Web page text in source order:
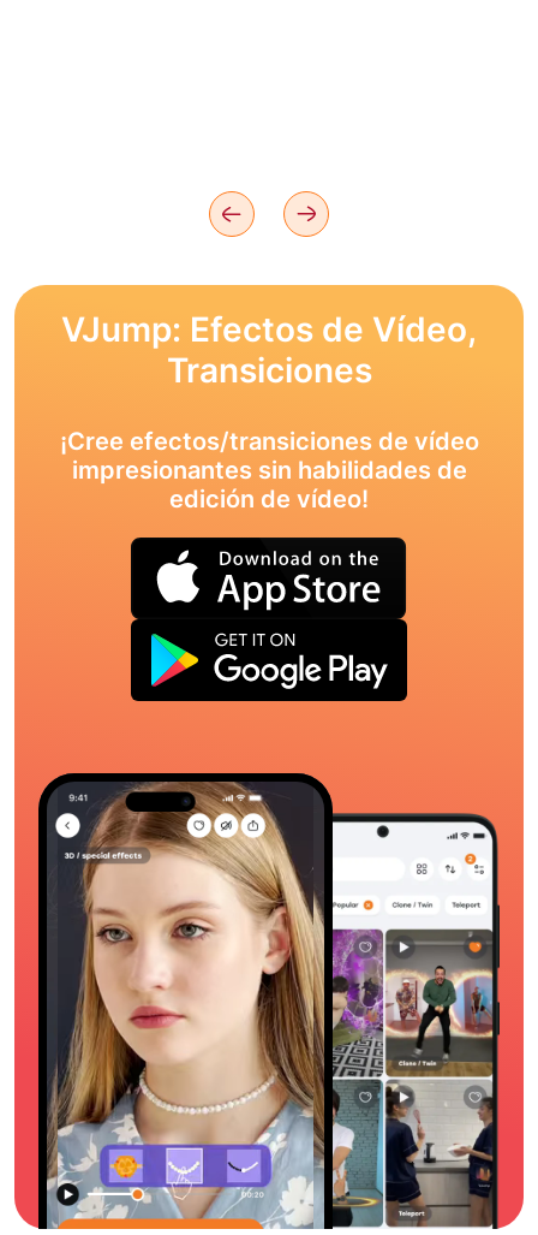
VJump: Efectos de Vídeo,
Transiciones
¡Cree efectos/transiciones de vídeo
impresionantes sin habilidades de
edición de vídeo!